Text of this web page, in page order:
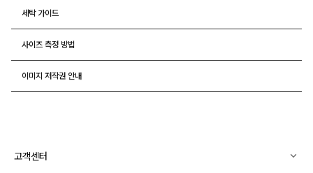
세탁 가이드
사이즈 측정 방법
이미지 저작권 안내
고객센터